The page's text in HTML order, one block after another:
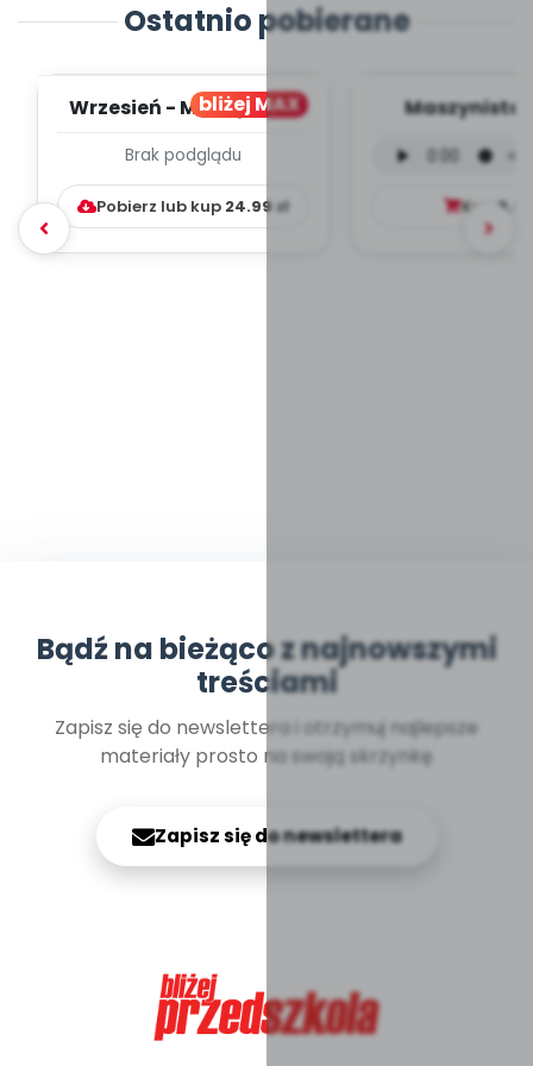
Ostatnio pobierane
bliżej MAX
Wrzesień - MIESIĘCZNY
WYCHOWAWCZO –
DYDAKTYC...
Brak podglądu
Pobierz lub kup 24.99zł
Maszynista
mp3)
Kup 9.99
Bądź na bieżąco z najnowszymi
treściami
Zapisz się do newslettera i otrzymuj najlepsze
materiały prosto na swoją skrzynkę
Zapisz się do newslettera